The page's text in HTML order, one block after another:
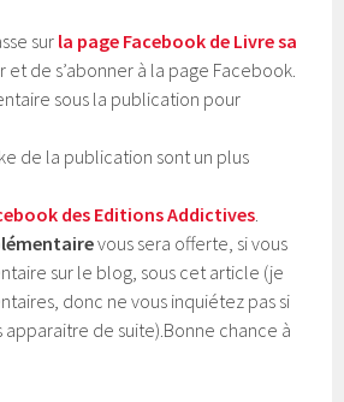
sur la page Facebook de Livre sa
et de s’abonner à la page Facebook.
sous la publication pour
de la publication sont un plus
des Editions Addictives
vous sera offerte, si vous
sur le blog, sous cet article (je
donc ne vous inquiétez pas si
apparaitre de suite).Bonne chance à